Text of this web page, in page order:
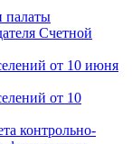
палаты
Счетной
от 10 июня
от 10
контрольно-